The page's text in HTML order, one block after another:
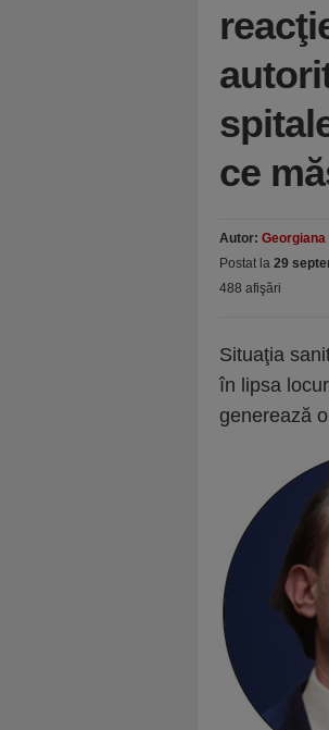
ce
Autor:
Postat la 29
488 afişări
Situaţia
în lipsa
generea­ză